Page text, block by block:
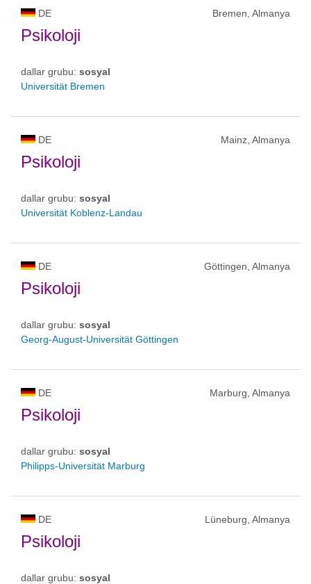
DE Bremen, Almanya
Psikoloji
dallar grubu: sosyal
Universität Bremen
DE Mainz, Almanya
Psikoloji
dallar grubu: sosyal
Universität Koblenz-Landau
DE Göttingen, Almanya
Psikoloji
dallar grubu: sosyal
Georg-August-Universität Göttingen
DE Marburg, Almanya
Psikoloji
dallar grubu: sosyal
Philipps-Universität Marburg
DE Lüneburg, Almanya
Psikoloji
dallar grubu: sosyal